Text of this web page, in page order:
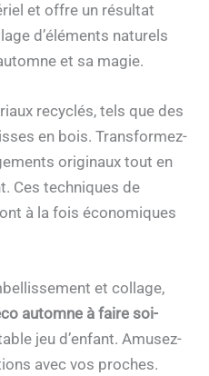
et offre un résultat
d’éléments naturels
et sa magie.
recyclés, tels que des
en bois. Transformez-
originaux tout en
Ces techniques de
à la fois économiques
et collage,
automne à faire soi-
jeu d’enfant. Amusez-
avec vos proches.